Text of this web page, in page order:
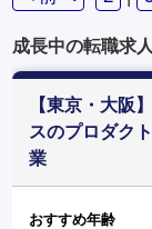
成長中の転職求
【東京・大阪
スのプロダク
業
おすすめ年齢